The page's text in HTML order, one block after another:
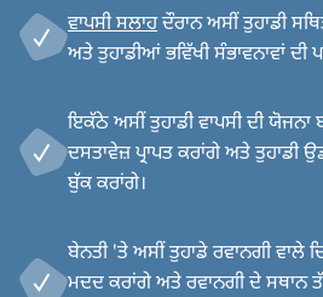
ਵਾਪਸੀ ਸਲਾਹਦੌਰਾਨ ਅਸੀਂ ਤੁਹਾਡੀ
ਅਤੇ ਤੁਹਾਡੀਆਂ ਭਵਿੱਖੀ ਸੰਭਾਵਨਾਵਾਂ ਦੀ
ਇਕੱਠੇ ਅਸੀਂ ਤੁਹਾਡੀ ਵਾਪਸੀ ਦੀ ਯੋਜਨਾ
ਦਸਤਾਵੇਜ਼ ਪ੍ਰਾਪਤ ਕਰਾਂਗੇ ਅਤੇ ਤੁਹਾਡੀ
ਬੁੱਕ ਕਰਾਂਗੇ।
ਬੇਨਤੀ 'ਤੇ ਅਸੀਂ ਤੁਹਾਡੇ ਰਵਾਨਗੀ ਵਾਲੇ
ਮਦਦ ਕਰਾਂਗੇ ਅਤੇ ਰਵਾਨਗੀ ਦੇ ਸਥਾਨ